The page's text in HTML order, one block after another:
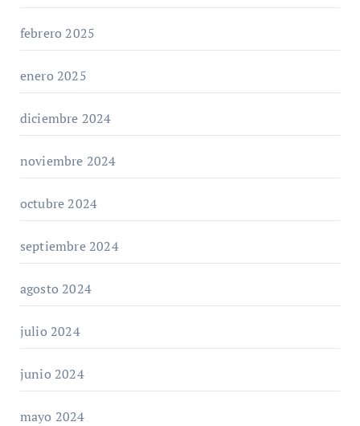
febrero 2025
enero 2025
diciembre 2024
noviembre 2024
octubre 2024
septiembre 2024
agosto 2024
julio 2024
junio 2024
mayo 2024